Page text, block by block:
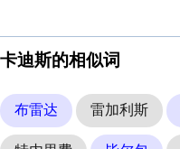
卡迪斯的相似词
布雷达 雷加利斯